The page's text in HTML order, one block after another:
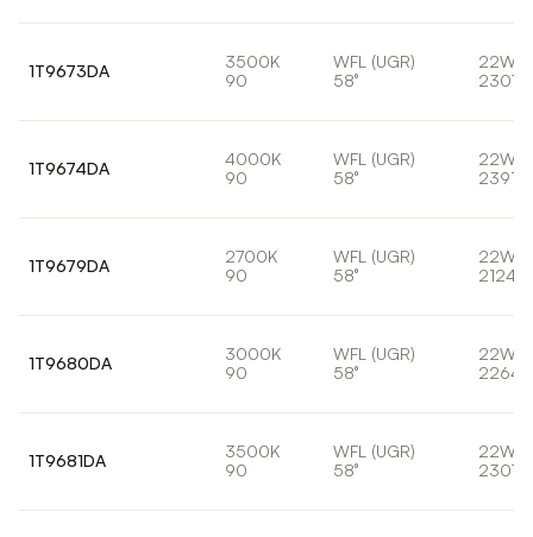
1T9673DA
3500K
90
WFL (UGR)
58°
22W
1T9674DA
4000K
90
WFL (UGR)
58°
22W
2391lm
1T9679DA
2700K
90
WFL (UGR)
58°
22W
2124lm
1T9680DA
3000K
90
WFL (UGR)
58°
22W
1T9681DA
3500K
90
WFL (UGR)
58°
22W